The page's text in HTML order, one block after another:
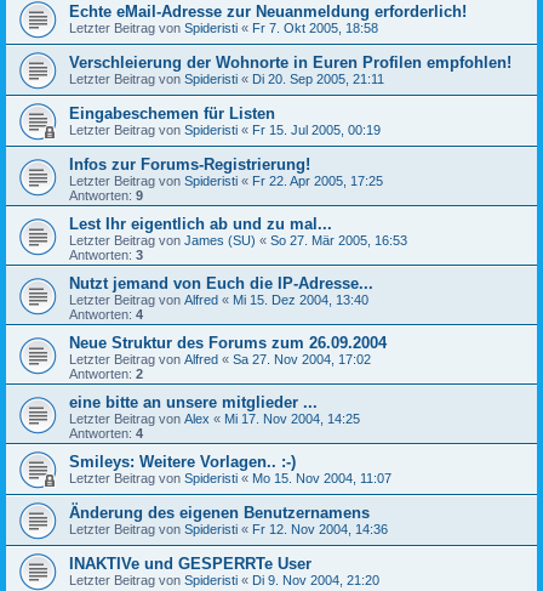
Echte eMail-Adresse zur Neuanmeldung erforderlich!
Letzter Beitrag von Spideristi « Fr 7. Okt 2005, 18:58
Verschleierung der Wohnorte in Euren Profilen empfohlen!
Letzter Beitrag von Spideristi « Di 20. Sep 2005, 21:11
Eingabeschemen für Listen
Letzter Beitrag von Spideristi « Fr 15. Jul 2005, 00:19
Infos zur Forums-Registrierung!
Letzter Beitrag von Spideristi « Fr 22. Apr 2005, 17:25
Antworten: 9
Lest Ihr eigentlich ab und zu mal...
Letzter Beitrag von James (SU) « So 27. Mär 2005, 16:53
Antworten: 3
Nutzt jemand von Euch die IP-Adresse...
Letzter Beitrag von Alfred « Mi 15. Dez 2004, 13:40
Antworten: 4
Neue Struktur des Forums zum 26.09.2004
Letzter Beitrag von Alfred « Sa 27. Nov 2004, 17:02
Antworten: 2
eine bitte an unsere mitglieder ...
Letzter Beitrag von Alex « Mi 17. Nov 2004, 14:25
Antworten: 4
Smileys: Weitere Vorlagen.. :-)
Letzter Beitrag von Spideristi « Mo 15. Nov 2004, 11:07
Änderung des eigenen Benutzernamens
Letzter Beitrag von Spideristi « Fr 12. Nov 2004, 14:36
INAKTIVe und GESPERRTe User
Letzter Beitrag von Spideristi « Di 9. Nov 2004, 21:20